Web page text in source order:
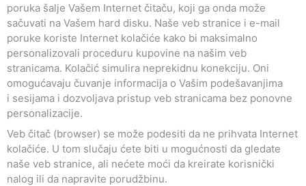
poruka šalje Vašem Internet čitaču, koji ga onda može
sačuvati na Vašem hard disku. Naše veb stranice i e-mail
poruke koriste Internet kolačiće kako bi maksimalno
personalizovali proceduru kupovine na našim veb
stranicama. Kolačić simulira neprekidnu konekciju. Oni
omogućavaju čuvanje informacija o Vašim podešavanjima
i sesijama i dozvoljava pristup veb stranicama bez ponovne
personalizacije.
Veb čitač (browser) se može podesiti da ne prihvata Internet
kolačiće. U tom slučaju ćete biti u mogućnosti da gledate
naše veb stranice, ali nećete moći da kreirate korisnički
nalog ili da napravite porudžbinu.